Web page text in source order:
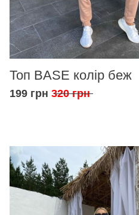
Топ BASE колір беж
199 грн 320 грн